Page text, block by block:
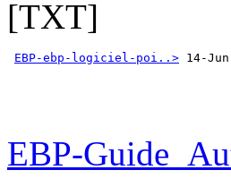
EBP-ebp-logiciel-poi..> 14-
EBP-